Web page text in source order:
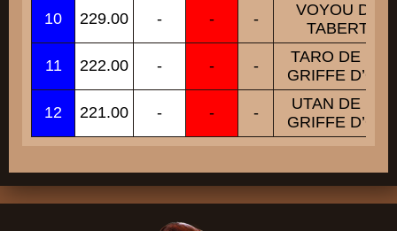
10 229.00 - - -
VOYOU DE
TABERT
11 222.00 - - -
TARO DE LA
GRIFFE D’OR
12 221.00 - - -
UTAN DE LA
GRIFFE D’OR